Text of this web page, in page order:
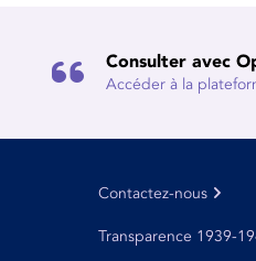
Consulter avec
Accéder à la
Contactez-nous
Transparence 1939-